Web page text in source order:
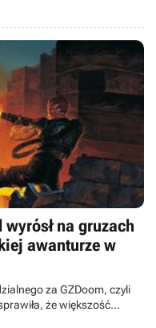
na gruzach
awanturze w
za GZDoom, czyli
że większość
nazwany UZDoom.